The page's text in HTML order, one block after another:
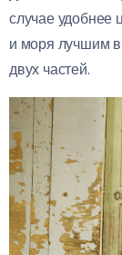
случае удобнее
и моря лучшим
двух частей.